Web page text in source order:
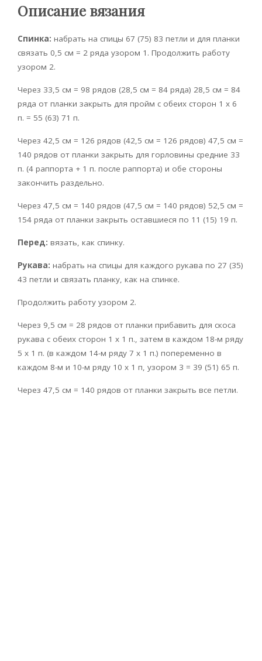
Описание вязания
Спинка: набрать на спицы 67 (75) 83 петли и для планки
связать 0,5 см = 2 ряда узором 1. Продолжить работу
узором 2.
Через 33,5 см = 98 рядов (28,5 см = 84 ряда) 28,5 см = 84
ряда от планки закрыть для пройм с обеих сторон 1 х 6
п. = 55 (63) 71 п.
Через 42,5 см = 126 рядов (42,5 см = 126 рядов) 47,5 см =
140 рядов от планки закрыть для горловины сред­ние 33
п. (4 раппорта + 1 п. после раппорта) и обе стороны
закончить раздельно.
Через 47,5 см = 140 рядов (47,5 см = 140 рядов) 52,5 см =
154 ряда от планки закрыть оставши­еся по 11 (15) 19 п.
Перед: вязать, как спинку.
Рукава: набрать на спицы для каж­дого рукава по 27 (35)
43 петли и связать планку, как на спинке.
Продолжить работу узором 2.
Через 9,5 см = 28 рядов от планки приба­вить для скоса
рукава с обеих сторон 1 х 1 п., затем в каждом 18-м ряду
5 x 1 п. (в каждом 14-м ряду 7 х 1 п.) попеременно в
каждом 8-м и 10-м ряду 10 x 1 п, узором 3 = 39 (51) 65 п.
Через 47,5 см = 140 рядов от планки закрыть все петли.